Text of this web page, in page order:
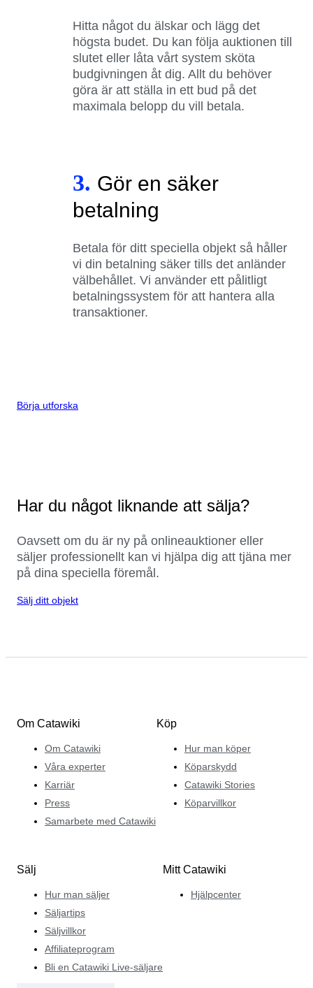
Hitta något du älskar och lägg det
högsta budet. Du kan följa auktionen till
slutet eller låta vårt system sköta
budgivningen åt dig. Allt du behöver
göra är att ställa in ett bud på det
maximala belopp du vill betala.
3. Gör en säker
betalning
Betala för ditt speciella objekt så håller
vi din betalning säker tills det anländer
välbehållet. Vi använder ett pålitligt
betalningssystem för att hantera alla
transaktioner.
Börja utforska
Har du något liknande att sälja?
Oavsett om du är ny på onlineauktioner eller
säljer professionellt kan vi hjälpa dig att tjäna mer
på dina speciella föremål.
Sälj ditt objekt
Om Catawiki
Om Catawiki
Våra experter
Karriär
Press
Samarbete med Catawiki
Köp
Hur man köper
Köparskydd
Catawiki Stories
Köparvillkor
Sälj
Hur man säljer
Säljartips
Säljvillkor
Affiliateprogram
Bli en Catawiki Live-säljare
Mitt Catawiki
Hjälpcenter